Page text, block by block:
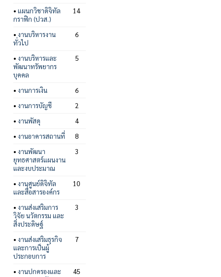
• แผนกวิชาดิจิทัล
กราฟิก (ปวส.)
14
• งานบริหารงาน
ทั่วไป
6
• งานบริหารและ
พัฒนาทรัพยากร
บุคคล
5
• งานการเงิน
6
• งานการบัญชี
2
• งานพัสดุ
4
• งานอาคารสถานที่
8
• งานพัฒนา
ยุทธศาสตร์แผนงาน
และงบประมาณ
3
• งานศูนย์ดิจิทัล
และสื่อสารองค์กร
10
• งานส่งเสริมการ
วิจัย นวัตกรรม และ
สิ่งประดิษฐ์
3
• งานส่งเสริมธุรกิจ
และการเป็นผู้
ประกอบการ
7
• งานปกครองและ
45